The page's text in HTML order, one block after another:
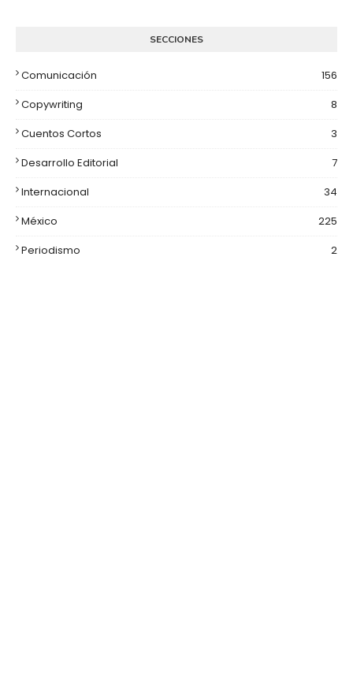
SECCIONES
Comunicación
156
Copywriting
8
Cuentos Cortos
3
Desarrollo Editorial
7
Internacional
34
México
225
Periodismo
2